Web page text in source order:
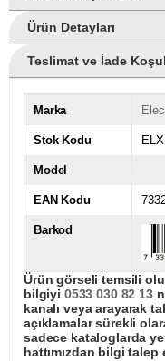
Ürün Detayları
Teslimat ve İade
Marka
Stok Kodu
Model
EAN Kodu
Barkod
Ürün görseli temsili
bilgiyi 0533 030 82 13
kanalı veya arayarak
açıklamalar sürekli
sadece kataloglarda
hattımızdan bilgi